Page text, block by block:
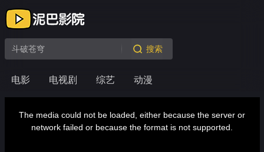
电影 电视剧 综艺 动漫
搜索
modalThe media could not be loaded, either because the server or
network failed or because the format is not supported.